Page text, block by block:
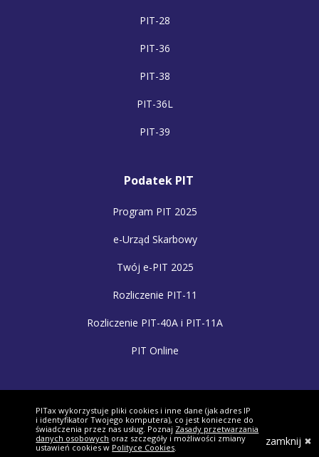
PIT-28
PIT-36
PIT-38
PIT-36L
PIT-39
Podatek PIT
Program PIT 2025
e-Urząd Skarbowy
Twój e-PIT 2025
Rozliczenie PIT-11
Rozliczenie PIT-40A i PIT-11A
PIT Online
Ulgi i odliczenia
PITax wykorzystuje pliki cookies i inne dane (jak adres IP
i identyfikator Twojego komputera), co jest konieczne do
świadczenia przez nas usług. Poznaj Zasady przetwarzania
danych osobowych oraz szczegóły i możliwości zmiany
ustawień cookies w Polityce Cookies. zamknij